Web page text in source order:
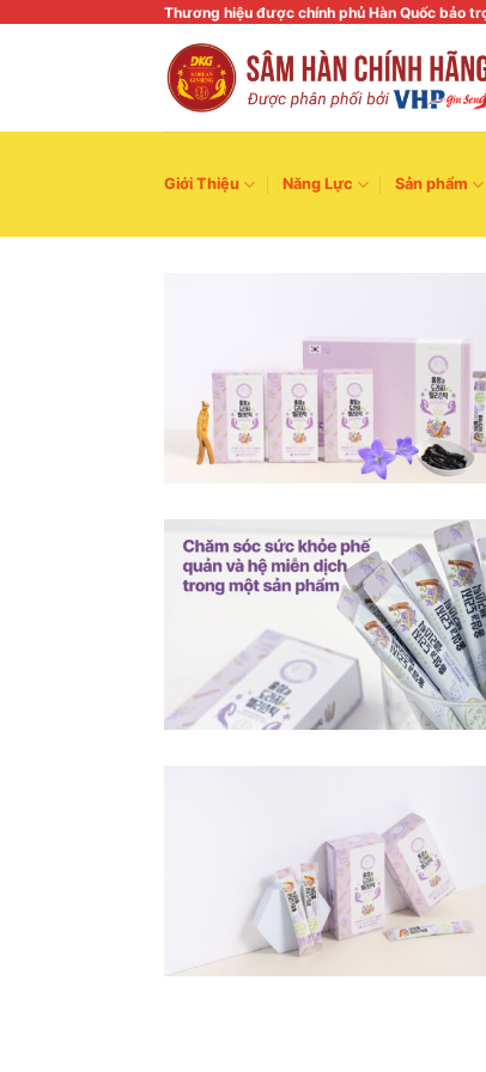
Thương hiệu được chính phủ Hàn Quốc bảo
Giới Thiệu Năng Lực Sản phẩm